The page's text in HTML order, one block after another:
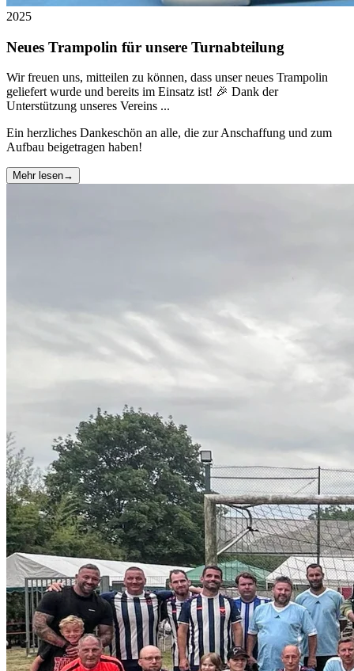
2025
Neues Trampolin für unsere Turnabteilung
Wir freuen uns, mitteilen zu können, dass unser neues Trampolin
geliefert wurde und bereits im Einsatz ist! 🎉 Dank der
Unterstützung unseres Vereins ...
Ein herzliches Dankeschön an alle, die zur Anschaffung und zum
Aufbau beigetragen haben!
Mehr lesen→